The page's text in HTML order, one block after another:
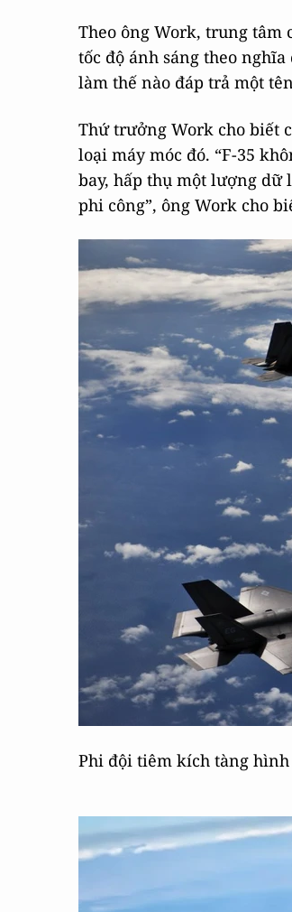
Theo ông Work, trung tâm
tốc độ ánh sáng theo
làm thế nào đáp trả một
Thứ trưởng Work cho biết
loại máy móc đó. “F-35
bay, hấp thụ một lượng
phi công”, ông Work cho
Phi đội tiêm kích tàng